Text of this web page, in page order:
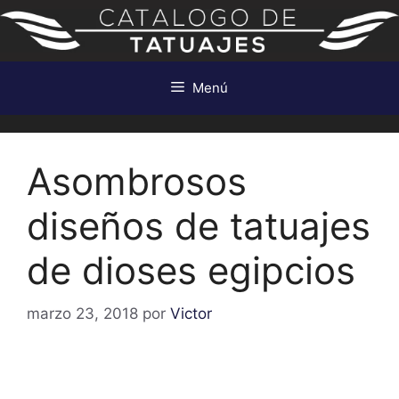
Saltar
contenido
Menú
Asombrosos
diseños de tatuajes
de dioses egipcios
marzo 23, 2018 por Victor